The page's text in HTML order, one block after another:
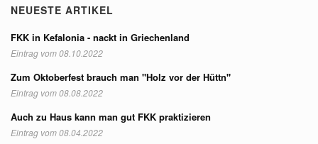
NEUESTE ARTIKEL
FKK in Kefalonia - nackt in Griechenland
Eintrag vom 08.10.2022
Zum Oktoberfest brauch man "Holz vor der Hüttn"
Eintrag vom 08.08.2022
Auch zu Haus kann man gut FKK praktizieren
Eintrag vom 08.04.2022